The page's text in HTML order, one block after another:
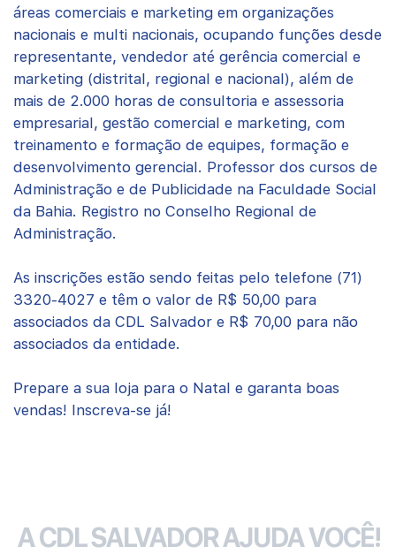
áreas comerciais e marketing em organizações
nacionais e multi nacionais, ocupando funções desde
representante, vendedor até gerência comercial e
marketing (distrital, regional e nacional), além de
mais de 2.000 horas de consultoria e assessoria
empresarial, gestão comercial e marketing, com
treinamento e formação de equipes, formação e
desenvolvimento gerencial. Professor dos cursos de
Administração e de Publicidade na Faculdade Social
da Bahia. Registro no Conselho Regional de
Administração.
As inscrições estão sendo feitas pelo telefone (71)
3320-4027 e têm o valor de R$ 50,00 para
associados da CDL Salvador e R$ 70,00 para não
associados da entidade.
Prepare a sua loja para o Natal e garanta boas
vendas! Inscreva-se já!
A CDL SALVADOR AJUDA VOCÊ!